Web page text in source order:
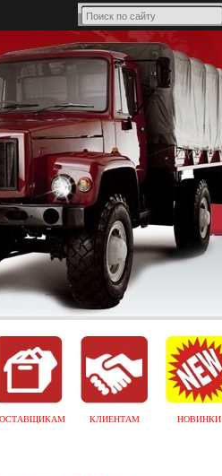
КЛИЕНТАМ НОВИНКИ